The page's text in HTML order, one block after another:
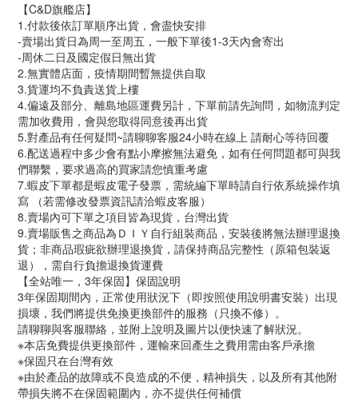
【C&D旗艦店】
1.付款後依訂單順序出貨，會盡快安排
-賣場出貨日為周一至周五，一般下單後1-3天內會寄出
-周休二日及國定假日無出貨
2.無實體店面，疫情期間暫無提供自取
3.貨運均不負責送貨上樓
4.偏遠及部分、離島地區運費另計，下單前請先詢問，如物流判定
需加收費用，會與您取得同意後再出貨
5.對產品有任何疑問~請聊聊客服24小時在線上 請耐心等待回覆
6.配送過程中多少會有點小摩擦無法避免，如有任何問題都可與我
們聯繫，要求過高的買家請您慎重考慮
7.蝦皮下單都是蝦皮電子發票，需統編下單時請自行依系統操作填
寫 （若需修改發票資訊請洽蝦皮客服）
8.賣場內可下單之項目皆為現貨，台灣出貨
9.賣場販售之商品為ＤＩＹ自行組裝商品，安裝後將無法辦理退換
貨；非商品瑕疵欲辦理退換貨，請保持商品完整性（原箱包裝返
退），需自行負擔退換貨運費
【全站唯一，3年保固】保固說明
3年保固期間內，正常使用狀況下（即按照使用說明書安裝）出現
損壞，我們將提供免換更換部件的服務（只換不修）。
請聊聊與客服聯絡，並附上說明及圖片以便快速了解狀況。
※本店免費提供更換部件，運輸來回產生之費用需由客戶承擔
※保固只在台灣有效
※由於產品的故障或不良造成的不便，精神損失，以及所有其他附
帶損失將不在保固範圍內，亦不提供任何補償